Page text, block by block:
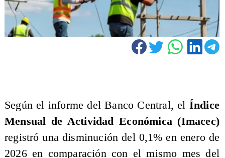
Según el informe del Banco Central, el Índice
Mensual de Actividad Económica (Imacec)
registró una disminución del 0,1% en enero de
2026 en comparación con el mismo mes del